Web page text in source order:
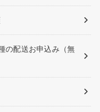
の配送お申込み（無